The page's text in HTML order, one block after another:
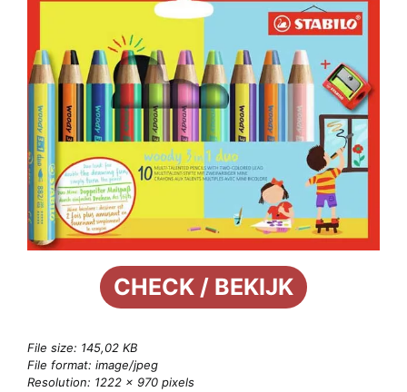
CHECK / BEKIJK
File size: 145,02 KB
File format: image/jpeg
Resolution: 1222 × 970 pixels